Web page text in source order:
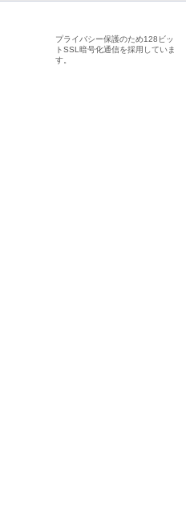
プライバシー保護のため128ビッ
トSSL暗号化通信を採用していま
す。